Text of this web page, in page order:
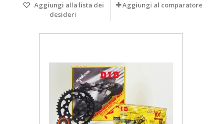
Aggiungi alla lista dei
desideri
Aggiungi al comparatore